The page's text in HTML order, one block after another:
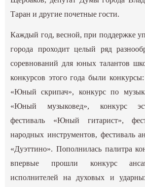
Таран и другие почетные гости.
Каждый год, весной, при поддержке
города проходит целый ряд
соревнований для юных талантов
конкурсов этого года были
«Юный скрипач», конкурс по
«Юный музыковед», конкурс
фестиваль «Юный гитарист»,
народных инструментов, фестиваль
«Дуэттино». Пополнилась палитра
впервые прошли конкурс
исполнителей на духовых и